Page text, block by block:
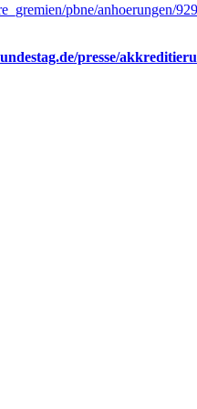
pbne/anhoerungen/
presse/